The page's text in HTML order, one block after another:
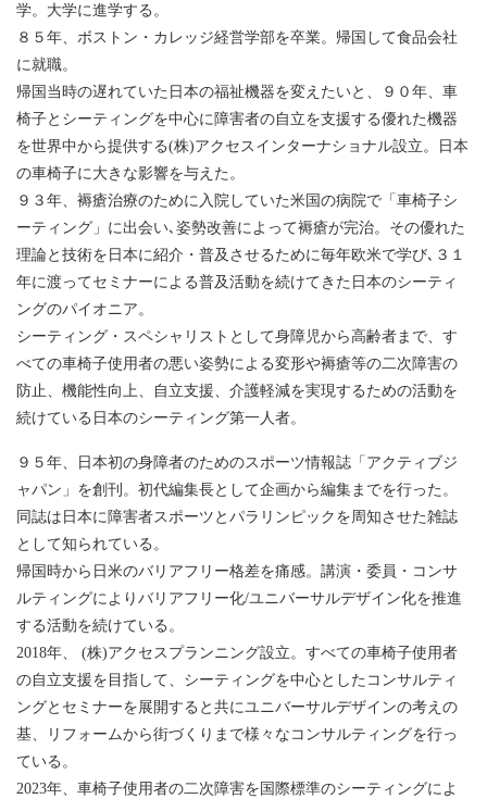
学。大学に進学する。
８５年、ボストン・カレッジ経営学部を卒業。帰国して食品会社
に就職。
帰国当時の遅れていた日本の福祉機器を変えたいと、９０年、車
椅子とシーティングを中心に障害者の自立を支援する優れた機器
を世界中から提供する(株)アクセスインターナショナル設立。日本
の車椅子に大きな影響を与えた。
９３年、褥瘡治療のために入院していた米国の病院で「車椅子シ
ーティング」に出会い､姿勢改善によって褥瘡が完治。その優れた
理論と技術を日本に紹介・普及させるために毎年欧米で学び､３１
年に渡ってセミナーによる普及活動を続けてきた日本のシーティ
ングのパイオニア。
シーティング・スペシャリストとして身障児から高齢者まで、す
べての車椅子使用者の悪い姿勢による変形や褥瘡等の二次障害の
防止、機能性向上、自立支援、介護軽減を実現するための活動を
続けている日本のシーティング第一人者。
９５年、日本初の身障者のためのスポーツ情報誌「アクティブジ
ャパン」を創刊。初代編集長として企画から編集までを行った。
同誌は日本に障害者スポーツとパラリンピックを周知させた雑誌
として知られている。
帰国時から日米のバリアフリー格差を痛感。講演・委員・コンサ
ルティングによりバリアフリー化/ユニバーサルデザイン化を推進
する活動を続けている。
2018年、 (株)アクセスプランニング設立。すべての車椅子使用者
の自立支援を目指して、シーティングを中心としたコンサルティ
ングとセミナーを展開すると共にユニバーサルデザインの考えの
基、リフォームから街づくりまで様々なコンサルティングを行っ
ている。
2023年、車椅子使用者の二次障害を国際標準のシーティングによ